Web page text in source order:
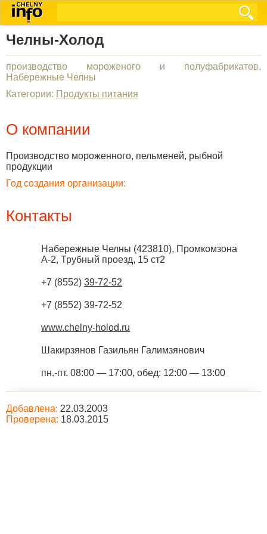
Челны-Холод
производство мороженого и полуфабрикатов,
Набережные Челны
Категории: Продукты питания
О компании
Производство мороженного, пельменей, рыбной
продукции
Год создания организации:
Контакты
Набережные Челны (423810), Промкомзона
А-2, Трубный проезд, 15 ст2
+7 (8552) 39-72-52
+7 (8552) 39-72-52
www.chelny-holod.ru
Шакирзянов Газильян Галимзянович
пн.-пт. 08:00 — 17:00, обед: 12:00 — 13:00
Добавлена: 22.03.2003
Проверена: 18.03.2015